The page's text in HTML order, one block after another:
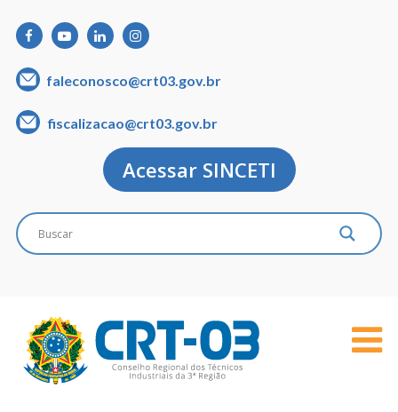
faleconosco@crt03.gov.br
fiscalizacao@crt03.gov.br
Acessar SINCETI